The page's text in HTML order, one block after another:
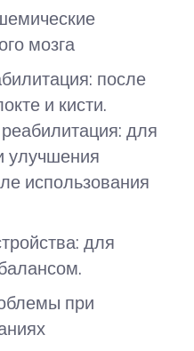
мозга
после
и кисти.
для
улучшения
использования
для
при